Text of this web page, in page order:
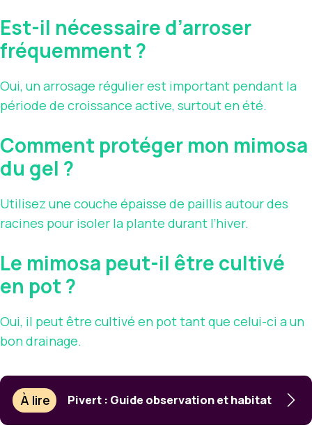
Est-il nécessaire d’arroser
fréquemment ?
Oui, un arrosage régulier est important pendant la
période de croissance active, surtout en été.
Comment protéger mon mimosa
du gel ?
Utilisez une couche épaisse de paillis autour des
racines pour isoler la plante durant l’hiver.
Le mimosa peut-il être cultivé
en pot ?
Oui, il peut être cultivé en pot tant que celui-ci a un
bon drainage.
À lire Pivert : Guide observation et habitat